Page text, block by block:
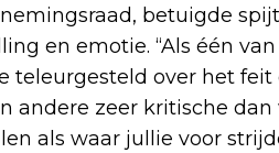
betuigde
en emotie. “Als één
teleurgesteld over het
andere zeer kritische
als waar jullie voor